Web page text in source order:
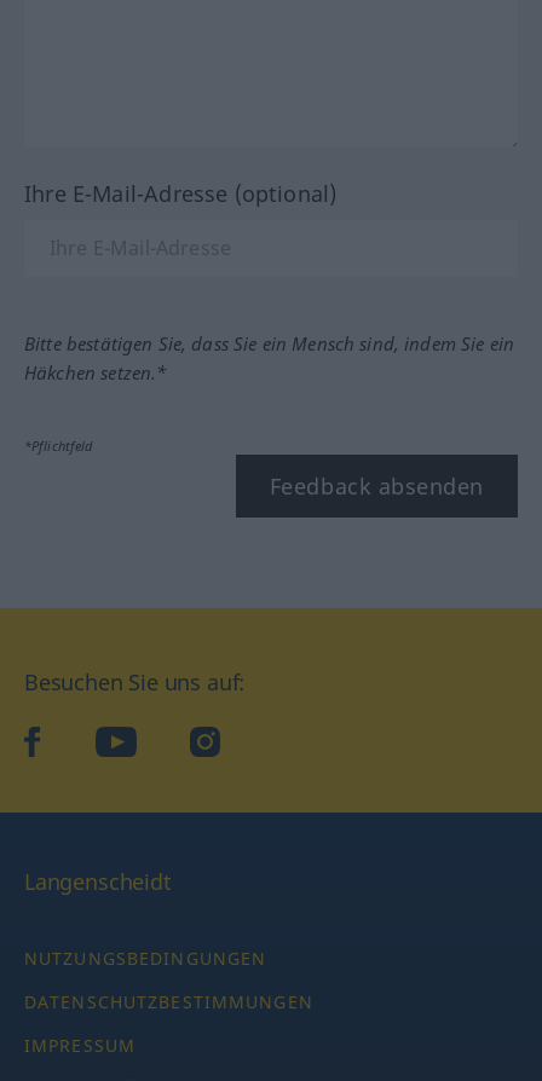
Ihre E-Mail-Adresse (optional)
Bitte bestätigen Sie, dass Sie ein Mensch sind, indem Sie ein
Häkchen setzen.*
*Pflichtfeld
Feedback absenden
Besuchen Sie uns auf:
facebookYouTube Instagram
Langenscheidt
NUTZUNGSBEDINGUNGEN
DATENSCHUTZBESTIMMUNGEN
IMPRESSUM